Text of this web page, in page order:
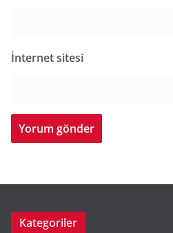
İnternet sitesi
Kategoriler